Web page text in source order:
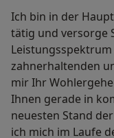
Ich bin in der
tätig und versorge
zahnerhaltenden
mir Ihr
Ihnen gerade in
neuesten Stand
ich mich im Laufe